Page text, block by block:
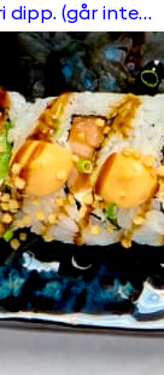
dipp. (går inte